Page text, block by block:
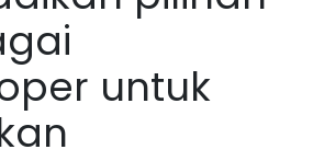
untuk